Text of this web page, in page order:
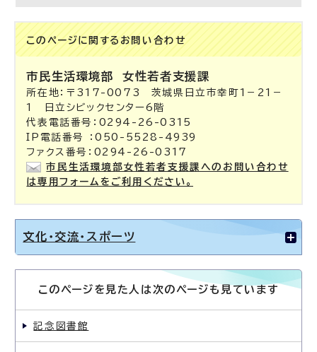
このページに関する お問い合わせ
市民生活環境部女性若者支援課
所在地：〒317-0073 茨城県日立市幸町1－21－
1 日立シビックセンター6階
代表電話番号：0294-26-0315
IP電話番号 ：050-5528-4939
ファクス番号：0294-26-0317
市民生活環境部女性若者支援課へのお問い合わせ
は専用フォームをご利用ください。
文化・交流・スポーツ
このページを見た人は次のページも見ています
記念図書館